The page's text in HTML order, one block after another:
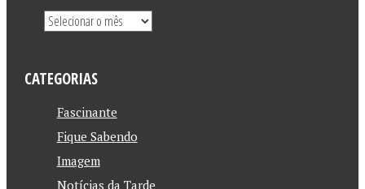
CATEGORIAS
Fascinante
Fique Sabendo
Imagem
Notícias da Tarde